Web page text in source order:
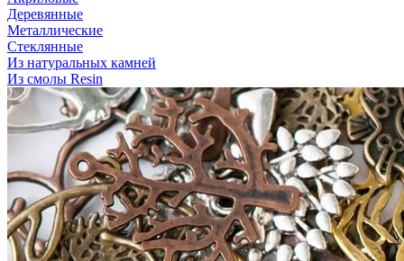
Деревянные
Металлические
Стеклянные
Из натуральных камней
Из смолы Resin